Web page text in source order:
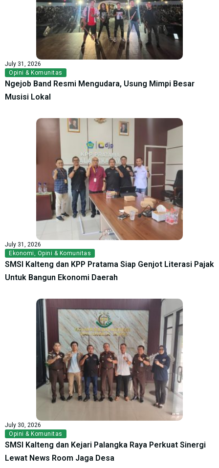
July 31, 2026
Opini & Komunitas
Ngejob Band Resmi Mengudara, Usung Mimpi Besar
Musisi Lokal
July 31, 2026
Ekonomi, Opini & Komunitas
SMSI Kalteng dan KPP Pratama Siap Genjot Literasi Pajak
Untuk Bangun Ekonomi Daerah
July 30, 2026
Opini & Komunitas
SMSI Kalteng dan Kejari Palangka Raya Perkuat Sinergi
Lewat News Room Jaga Desa